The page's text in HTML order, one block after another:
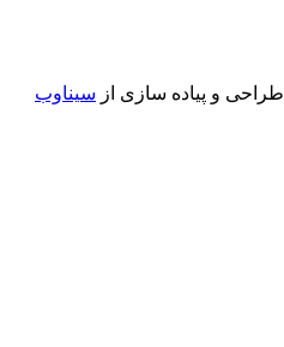
طراحی و پیاده سازی از سیناوب